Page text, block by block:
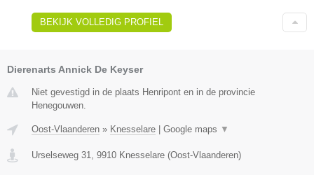
BEKIJK VOLLEDIG PROFIEL
Dierenarts Annick De Keyser
Niet gevestigd in de plaats Henripont en in de provincie
Henegouwen.
Oost-Vlaanderen » Knesselare Google maps ▼
Urselseweg 31, 9910 Knesselare (Oost-Vlaanderen)